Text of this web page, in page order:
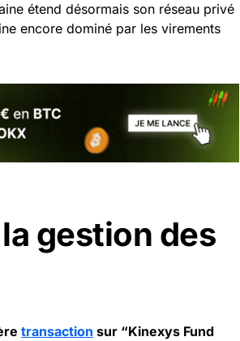
étend désormais son réseau privé
encore dominé par les virements
gestion des
transaction sur “Kinexys Fund